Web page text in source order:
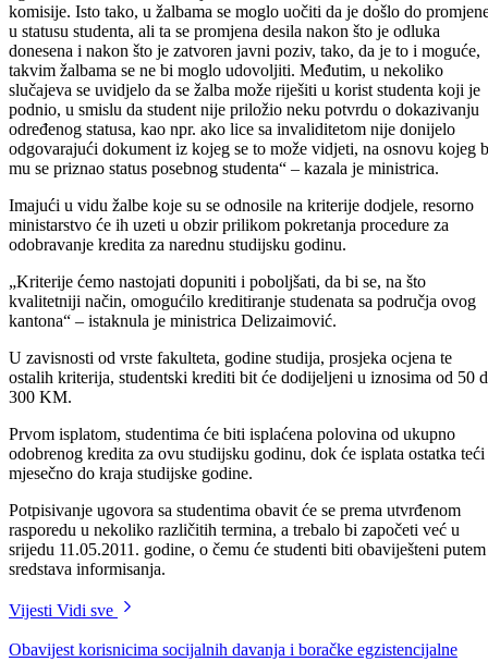
Iz budžeta Ministarstva za obrazovanje, nauku, kulturu i sport u
studijskoj 2010/2011. godini finansirat će se ukupno 287 studentskih
kredita.
Prema riječima resorne ministrice Alme Delizaimović, Vlada je
ove godine finansirati 200 studentskih kredita. Međutim, uzimajući u
obzir broj pristiglih prijava, ta je odluka promijenjena, tako što je
odobreno 87 studentskih kredita posebnoj kategoriji studenata.
Nakon objavljivanja konačne liste sa imenima studenata kojima su
odobreni studentski krediti u resorno ministarstvo pristiglo je
žalbi.
„Odluka Vlade je konačna i ono što se moglo uočiti jeste da se žalbe,
uglavnom, odnose na kriterije, a ne na način bodovanja od strane
komisije. Isto tako, u žalbama se moglo uočiti da je došlo do
u statusu studenta, ali ta se promjena desila nakon što je odluka
donesena i nakon što je zatvoren javni poziv, tako, da je to i moguće,
takvim žalbama se ne bi moglo udovoljiti. Međutim, u nekoliko
slučajeva se uvidjelo da se žalba može riješiti u korist studenta koji je
podnio, u smislu da student nije priložio neku potvrdu o dokazivanju
određenog statusa, kao npr. ako lice sa invaliditetom nije donijelo
odgovarajući dokument iz kojeg se to može vidjeti, na osnovu kojeg
mu se priznao status posebnog studenta“ – kazala je ministrica.
Imajući u vidu žalbe koje su se odnosile na kriterije dodjele, resorno
ministarstvo će ih uzeti u obzir prilikom pokretanja procedure za